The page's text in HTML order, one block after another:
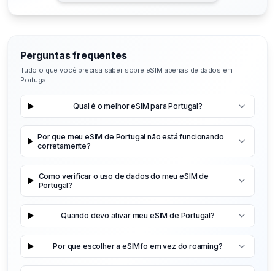
Perguntas frequentes
Tudo o que você precisa saber sobre eSIM apenas de dados em
Portugal
Qual é o melhor eSIM para Portugal?
Por que meu eSIM de Portugal não está funcionando
corretamente?
Como verificar o uso de dados do meu eSIM de
Portugal?
Quando devo ativar meu eSIM de Portugal?
Por que escolher a eSIMfo em vez do roaming?